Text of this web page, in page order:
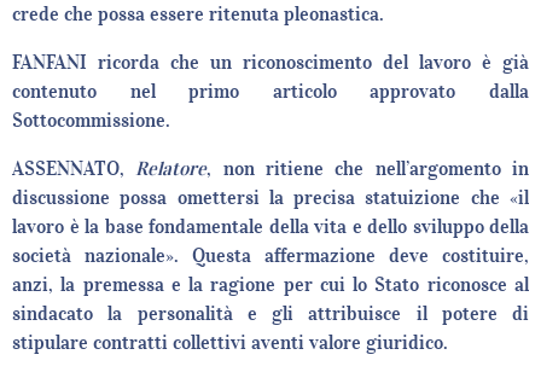
crede che possa essere ritenuta pleonastica.
FANFANI ricorda che un riconoscimento del lavoro è già
contenuto nel primo articolo approvato dalla
Sottocommissione.
ASSENNATO,Relatore, non ritiene che nell’argomento in
discussione possa omettersi la precisa statuizione che «il
lavoro è la base fondamentale della vita e dello sviluppo della
società nazionale». Questa affermazione deve costituire,
anzi, la premessa e la ragione per cui lo Stato riconosce al
sindacato la personalità e gli attribuisce il potere di
stipulare contratti collettivi aventi valore giuridico.